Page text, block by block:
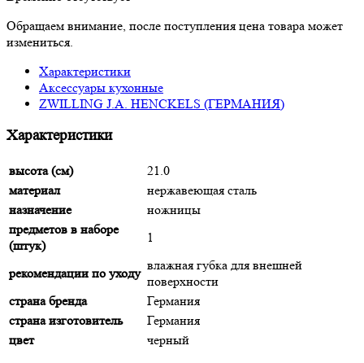
Обращаем внимание, после поступления цена товара может
измениться.
Характеристики
Аксессуары кухонные
ZWILLING J.A. HENCKELS (ГЕРМАНИЯ)
Характеристики
высота (см)
21.0
материал
нержавеющая сталь
назначение
ножницы
предметов в наборе
(штук)
1
рекомендации по уходу
влажная губка для внешней
поверхности
страна бренда
Германия
страна изготовитель
Германия
цвет
черный